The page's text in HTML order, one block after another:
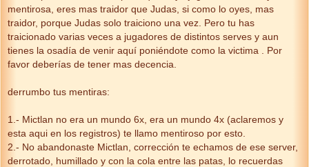
mentirosa, eres mas traidor que Judas, si como lo oyes, mas
traidor, porque Judas solo traiciono una vez. Pero tu has
traicionado varias veces a jugadores de distintos serves y aun
tienes la osadía de venir aquí poniéndote como la victima . Por
favor deberías de tener mas decencia.
derrumbo tus mentiras:
1.- Mictlan no era un mundo 6x, era un mundo 4x (aclaremos y
esta aqui en los registros) te llamo mentiroso por esto.
2.- No abandonaste Mictlan, corrección te echamos de ese server,
derrotado, humillado y con la cola entre las patas, lo recuerdas